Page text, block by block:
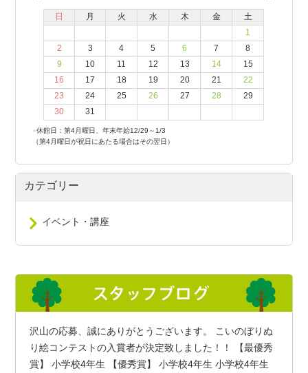
日 月 火 水 木 金
土
1
2
3 4 5 6 7
8
9
10 11 12 13 14
15
16
17 18 19 20 21
22
23
24 25 26 27 28
29
30
31
●休館日：第4月曜日、年末年始12/29～1/3
（第4月曜日が祝日にあたる場合はその翌日）
カテゴリー
イベント・講座
沢山の応募、誠にありがとうございます。 こいのぼりぬ
り絵コンテストの入賞者が決定致しました！！ 【最優秀
賞】 小学校4年生 【優秀賞】 小学校4年生 小学校4年生